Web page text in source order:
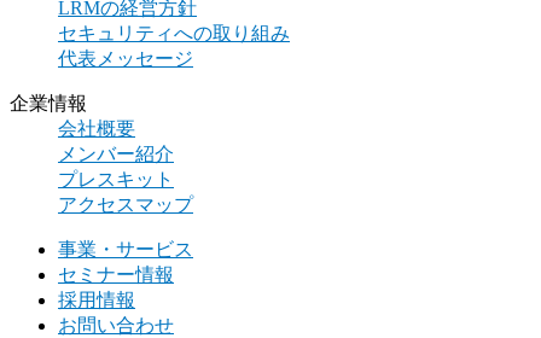
LRMの経営方針
セキュリティへの取り組み
代表メッセージ
企業情報
会社概要
メンバー紹介
プレスキット
アクセスマップ
事業・サービス
セミナー情報
採用情報
お問い合わせ